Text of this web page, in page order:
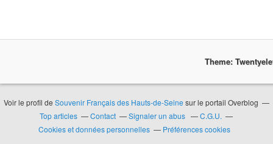
Theme:
Voir le profil de Souvenir Français des Hauts-de-Seine sur le portail Overblog
Top articles
Contact Signaler un abus
C.G.U.
Cookies et données personnelles
Préférences cookies